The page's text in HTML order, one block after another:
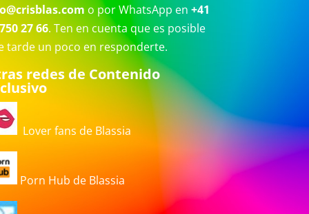
o por WhatsApp en +41
27 66. Ten en cuenta que es posible
tarde un poco en responderte.
redes de Contenido
Lover fans de Blassia
Porn Hub de Blassia